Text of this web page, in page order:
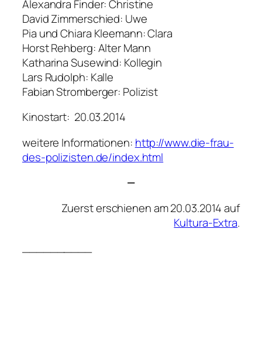
Alexandra Finder: Christine
David Zimmerschied: Uwe
Pia und Chiara Kleemann: Clara
Horst Rehberg: Alter Mann
Katharina Susewind: Kollegin
Lars Rudolph: Kalle
Fabian Stromberger: Polizist
Kinostart: 20.03.2014
weitere Informationen: http://www.die-frau-
des-polizisten.de/index.html
—
Zuerst erschienen am 20.03.2014 auf
Kultura-Extra.
__________